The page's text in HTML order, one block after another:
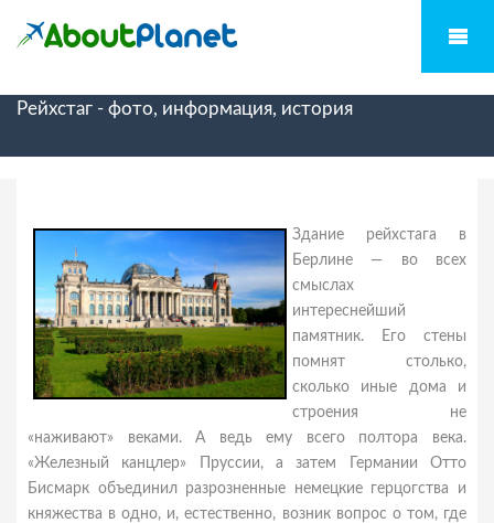
Рейхстаг - фото, информация, история
Здание рейхстага в
Берлине — во всех
смыслах
интереснейший
памятник. Его стены
помнят столько,
сколько иные дома и
строения не
«наживают» веками. А ведь ему всего полтора века.
«Железный канцлер» Пруссии, а затем Германии Отто
Бисмарк объединил разрозненные немецкие герцогства и
княжества в одно, и, естественно, возник вопрос о том, где